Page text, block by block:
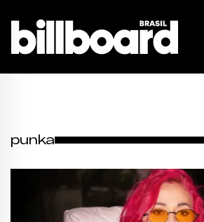
punka